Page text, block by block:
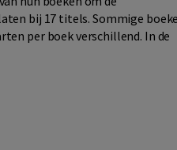
bij 17 titels. Sommige
per boek verschillend. In de